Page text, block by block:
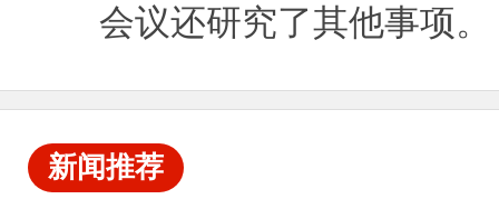
会议还研究了其他事项。
新闻推荐